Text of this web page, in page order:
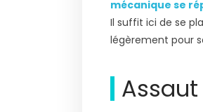
mécanique se
Il suffit ici de se
légèrement pour